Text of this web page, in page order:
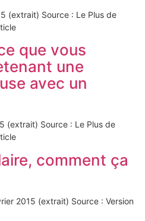
(extrait) Source : Le Plus de
que vous
une
avec un
(extrait) Source : Le Plus de
comment ça
2015 (extrait) Source : Version